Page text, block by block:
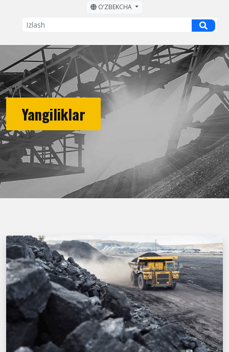
OʼZBEKCHA
Yangiliklar